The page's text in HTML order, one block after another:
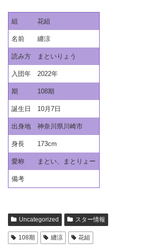
組 花組
名前 纏涼
読み方 まといりょう
入団年 2022年
期 108期
誕生日 10月7日
出身地 神奈川県川崎市
身長 173cm
愛称 まとい、まとりょー
備考
Uncategorized スター情報
108期 纏涼 花組